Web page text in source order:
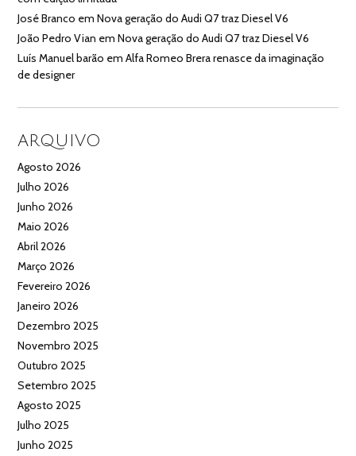
José Branco emNova geração do Audi Q7 traz Diesel V6
João Pedro Vian emNova geração do Audi Q7 traz Diesel V6
Luís Manuel barão emAlfa Romeo Brera renasce da imaginação
de designer
ARQUIVO
Agosto 2026
Julho 2026
Junho 2026
Maio 2026
Abril 2026
Março 2026
Fevereiro 2026
Janeiro 2026
Dezembro 2025
Novembro 2025
Outubro 2025
Setembro 2025
Agosto 2025
Julho 2025
Junho 2025